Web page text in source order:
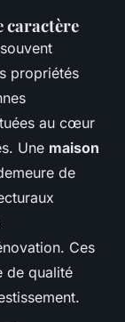
caractère
propriétés
au cœur
Une maison
de
Ces
de qualité